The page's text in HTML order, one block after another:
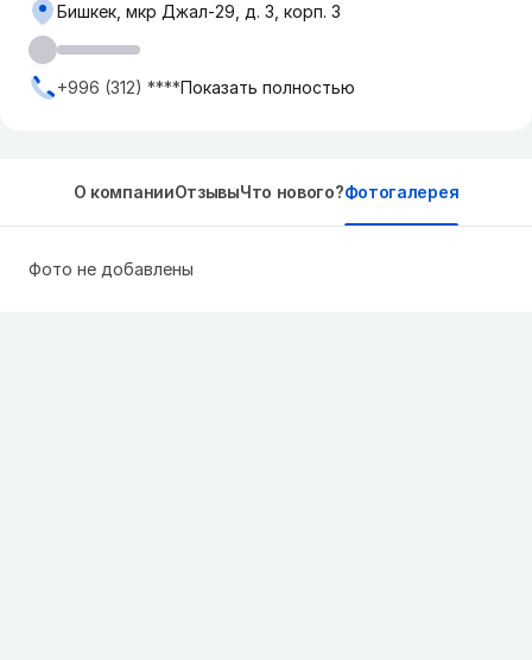
Бишкек, мкр Джал-29, д. 3, корп. 3
+996 (312) ****Показать полностью
О компанииОтзывыЧто нового?Фотогалерея
Фото не добавлены